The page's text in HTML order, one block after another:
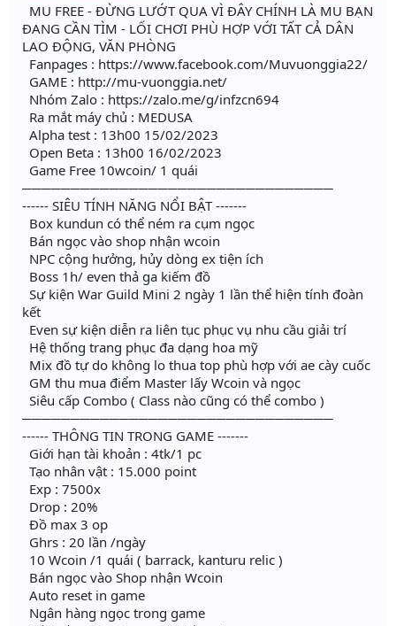
MU FREE - ĐỪNG LƯỚT QUA VÌ ĐÂY CHÍNH LÀ MU BẠN
ĐANG CẦN TÌM - LỐI CHƠI PHÙ HỢP VỚI TẤT CẢ DÂN
LAO ĐỘNG, VĂN PHÒNG
Fanpages : https://www.facebook.com/Muvuonggia22/
GAME : http://mu-vuonggia.net/
Nhóm Zalo : https://zalo.me/g/infzcn694
Ra mắt máy chủ : MEDUSA
Alpha test : 13h00 15/02/2023
Open Beta : 13h00 16/02/2023
Game Free 10wcoin/ 1 quái
────────────────────────────────
------ SIÊU TÍNH NĂNG NỔI BẬT -------
Box kundun có thể ném ra cụm ngọc
Bán ngọc vào shop nhận wcoin
NPC cộng hưởng, hủy dòng ex tiện ích
Boss 1h/ even thả ga kiếm đồ
Sự kiện War Guild Mini 2 ngày 1 lần thể hiện tính đoàn
kết
Even sự kiện diễn ra liên tục phục vụ nhu cầu giải trí
Hệ thống trang phục đa dạng hoa mỹ
Mix đồ tự do không lo thua top phù hợp với ae cày cuốc
GM thu mua điểm Master lấy Wcoin và ngọc
Siêu cấp Combo ( Class nào cũng có thể combo )
────────────────────────────────
------ THÔNG TIN TRONG GAME -------
Giới hạn tài khoản : 4tk/1 pc
Tạo nhân vật : 15.000 point
Exp : 7500x
Drop : 20%
Đồ max 3 op
Ghrs : 20 lần /ngày
10 Wcoin /1 quái ( barrack, kanturu relic )
Bán ngọc vào Shop nhận Wcoin
Auto reset in game
Ngân hàng ngọc trong game